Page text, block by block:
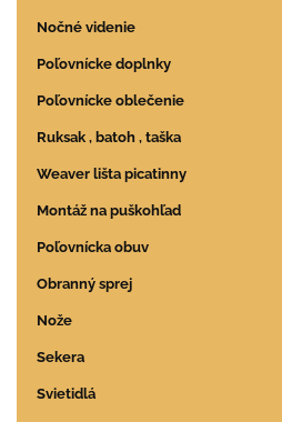
Nočné videnie
Poľovnícke doplnky
Poľovnícke oblečenie
Ruksak , batoh , taška
Weaver lišta picatinny
Montáž na puškohľad
Poľovnícka obuv
Obranný sprej
Nože
Sekera
Svietidlá